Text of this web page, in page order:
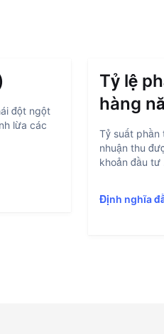
đột ngột
lừa các
Tỷ lệ
hàng
Tỷ suất phần
nhuận thu
khoản đầu tư
Định nghĩa